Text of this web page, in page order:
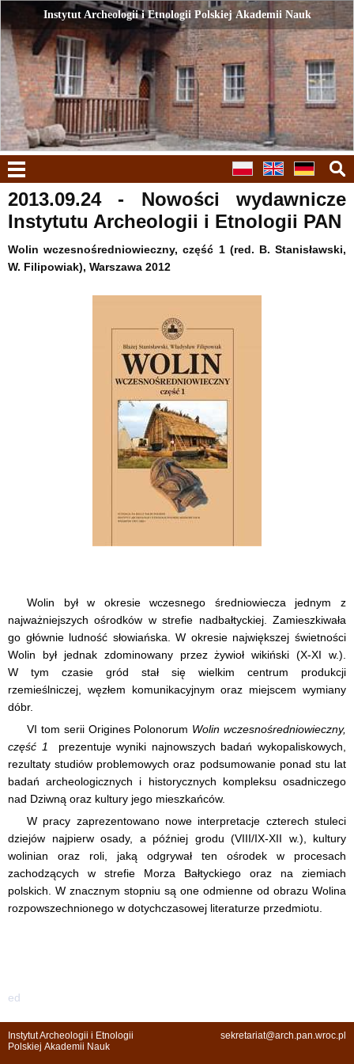
2013.09.24 - Nowości wydawnicze
Instytutu Archeologii i Etnologii PAN
Wolin wczesnośredniowieczny, część 1 (red. B. Stanisławski,
W. Filipowiak), Warszawa 2012
Wolin był w okresie wczesnego średniowiecza jednym z
najważniejszych ośrodków w strefie nadbałtyckiej. Zamieszkiwała
go głównie ludność słowiańska. W okresie największej świetności
Wolin był jednak zdominowany przez żywioł wikiński (X-XI w.).
W tym czasie gród stał się wielkim centrum produkcji
rzemieślniczej, węzłem komunikacyjnym oraz miejscem wymiany
dóbr.
VI tom serii Origines Polonorum Wolin wczesnośredniowieczny,
część 1
prezentuje wyniki najnowszych badań wykopaliskowych,
rezultaty studiów problemowych oraz podsumowanie ponad stu lat
badań archeologicznych i historycznych kompleksu osadniczego
nad Dziwną oraz kultury jego mieszkańców.
W pracy zaprezentowano nowe interpretacje czterech stuleci
dziejów najpierw osady, a później grodu (VIII/IX-XII w.), kultury
wolinian oraz roli, jaką odgrywał ten ośrodek w procesach
zachodzących w strefie Morza Bałtyckiego oraz na ziemiach
polskich. W znacznym stopniu są one odmienne od obrazu Wolina
rozpowszechnionego w dotychczasowej literaturze przedmiotu.
ed
Instytut Archeologii i Etnologii Polskiej Akademii Nauk
Instytut Archeologii i Etnologii Polskiej Akademii Nauk
Instytut Archeologii i Etnologii
Polskiej Akademii Nauk
sekretariat@arch.pan.wroc.pl